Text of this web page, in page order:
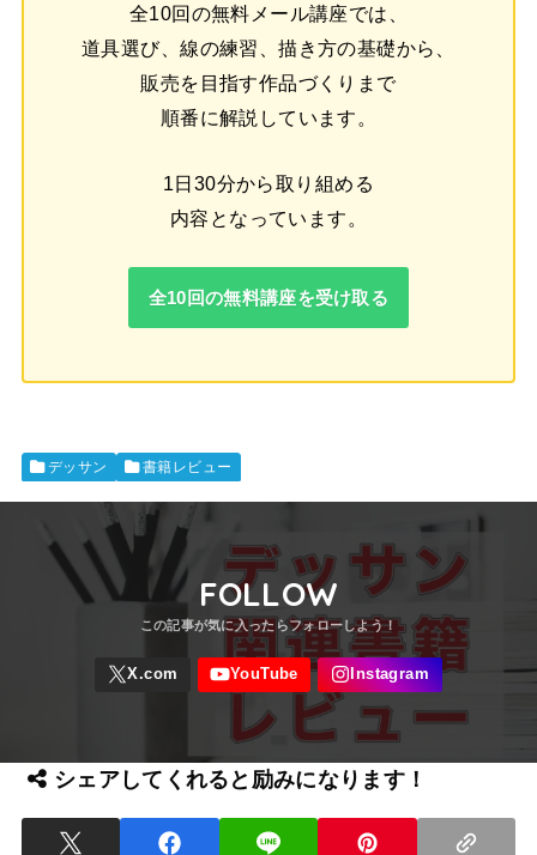
全10回の無料メール講座では、
道具選び、線の練習、描き方の基礎から、
販売を目指す作品づくりまで
順番に解説しています。
1日30分から取り組める
内容となっています。
全10回の無料講座を受け取る
デッサン 書籍レビュー
FOLLOW
シェアしてくれると励みになります！